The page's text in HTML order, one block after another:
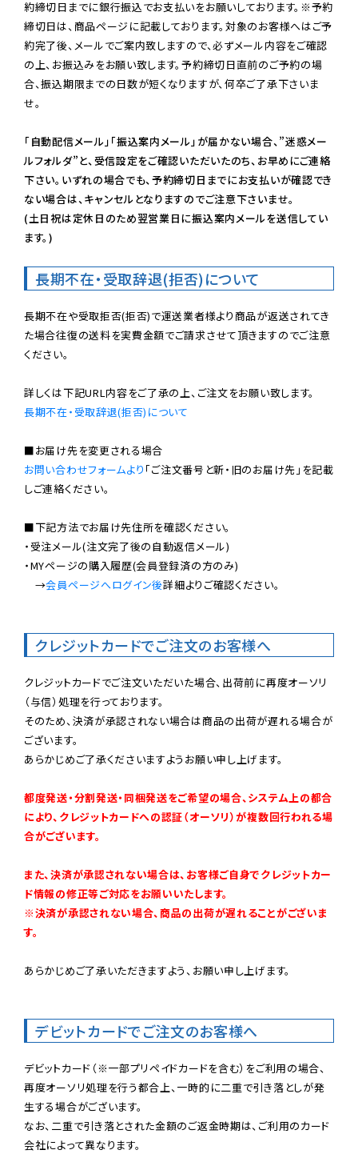
約締切日までに銀行振込でお支払いをお願いしております。※予約
締切日は、商品ページに記載しております。対象のお客様へはご予
約完了後、メールでご案内致しますので、必ずメール内容をご確認
の上、お振込みをお願い致します。予約締切日直前のご予約の場
合、振込期限までの日数が短くなりますが、何卒ご了承下さいま
せ。
「自動配信メール」「振込案内メール」が届かない場合、”迷惑メー
ルフォルダ”と、受信設定をご確認いただいたのち、お早めにご連絡
下さい。いずれの場合でも、予約締切日までにお支払いが確認でき
ない場合は、キャンセルとなりますのでご注意下さいませ。
(土日祝は定休日のため翌営業日に振込案内メールを送信してい
ます。)
長期不在・受取辞退(拒否)について
長期不在や受取拒否(拒否)で運送業者様より商品が返送されてき
た場合往復の送料を実費金額でご請求させて頂きますのでご注意
ください。
長期不在・受取辞退(拒否)について
お問い合わせフォームより 「ご注文番号と新・旧のお届け先」を記載
しご連絡ください。
■下記方法でお届け先住所を確認ください。
・受注メール(注文完了後の自動返信メール)
・MYページの購入履歴(会員登録済の方のみ)
→会員ページへログイン後詳細よりご確認ください。
クレジットカードでご注文のお客様へ
クレジットカードでご注文いただいた場合、出荷前に再度オーソリ
（与信）処理を行っております。
そのため、決済が承認されない場合は商品の出荷が遅れる場合が
ございます。
あらかじめご了承くださいますようお願い申し上げます。
都度発送・分割発送・同梱発送をご希望の場合、システム上の都合
により、クレジットカードへの認証（オーソリ）が複数回行われる場
合がございます。
また、決済が承認されない場合は、お客様ご自身でクレジットカー
ド情報の修正等ご対応をお願いいたします。
※決済が承認されない場合、商品の出荷が遅れることがございま
す。
あらかじめご了承いただきますよう、お願い申し上げます。
デビットカードでご注文のお客様へ
デビットカード（※一部プリペイドカードを含む）をご利用の場合、
再度オーソリ処理を行う都合上、一時的に二重で引き落としが発
生する場合がございます。
なお、二重で引き落とされた金額のご返金時期は、ご利用のカード
会社によって異なります。